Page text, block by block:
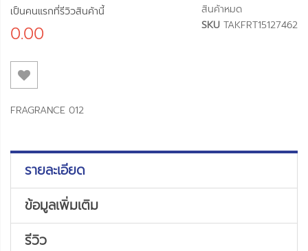
สินค้าหมด
SKU TAKFRT15127462
เป็นคนแรกที่รีวิวสินค้านี้
0.00
FRAGRANCE 012
รายละเอียด
ข้อมูลเพิ่มเติม
รีวิว